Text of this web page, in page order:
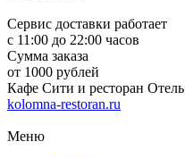
Сервис доставки работает
с 11:00 до 22:00 часов
Сумма заказа
от 1000 рублей
Кафе Сити и ресторан Отель
kolomna-restoran.ru
Меню